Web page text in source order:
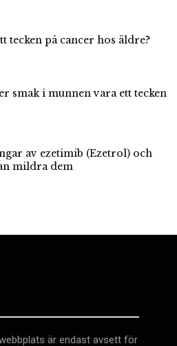
tecken på cancer hos äldre?
smak i munnen vara ett tecken
av ezetimib (Ezetrol) och
mildra dem
är endast avsett för